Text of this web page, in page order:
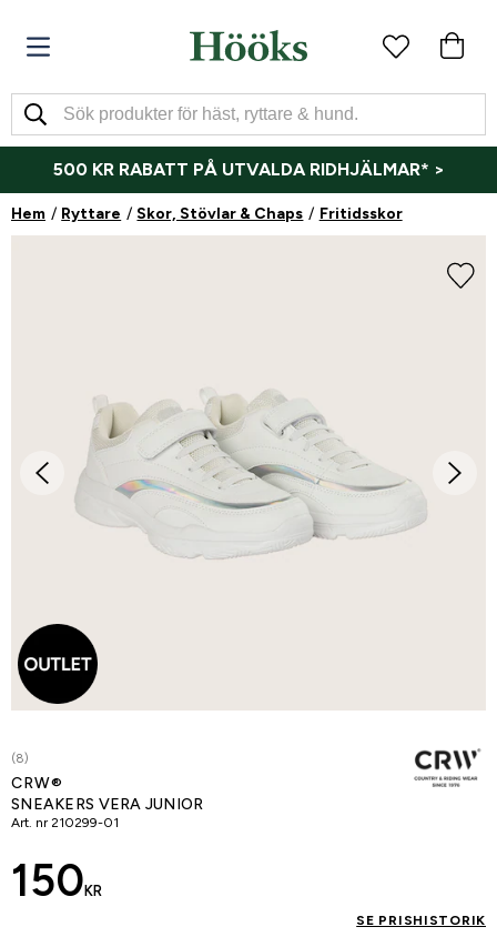
500 KR RABATT PÅ UTVALDA RIDHJÄLMAR* >
Hem Ryttare Skor, Stövlar & Chaps Fritidsskor
(8)
CRW®
SNEAKERS VERA JUNIOR
Art. nr 210299-01
150 KR
SE PRISHISTORIK